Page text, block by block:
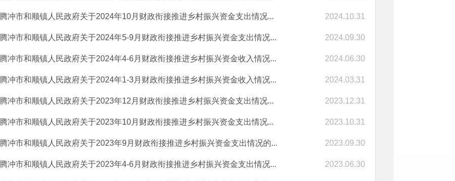
腾冲市和顺镇人民政府关于2024年10月财政衔接推进乡村振兴资金支出情况... 2024.10.31
腾冲市和顺镇人民政府关于2024年5-9月财政衔接推进乡村振兴资金支出情况... 2024.09.30
腾冲市和顺镇人民政府关于2024年4-6月财政衔接推进乡村振兴资金收入情况... 2024.06.30
腾冲市和顺镇人民政府关于2024年1-3月财政衔接推进乡村振兴资金收入情况... 2024.03.31
腾冲市和顺镇人民政府关于2023年12月财政衔接推进乡村振兴资金支出情况... 2023.12.31
腾冲市和顺镇人民政府关于2023年10月财政衔接推进乡村振兴资金支出情况... 2023.10.31
腾冲市和顺镇人民政府关于2023年9月财政衔接推进乡村振兴资金支出情况的... 2023.09.30
腾冲市和顺镇人民政府关于2023年4-6月财政衔接推进乡村振兴资金支出情况... 2023.06.30